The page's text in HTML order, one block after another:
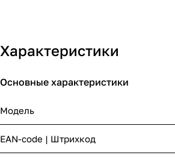
Характеристики
Основные характеристики
Модель
EAN-code | Штрихкод